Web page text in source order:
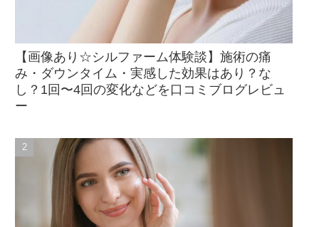
【画像あり☆シルファーム体験談】施術の痛
み・ダウンタイム・実感した効果はあり？な
し？1回〜4回の変化などを口コミブログレビュ
ー